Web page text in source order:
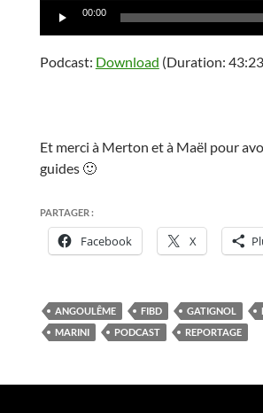
Lecteur00:00
Podcast: Download (Duration:
Et merci à Merton et à Maël pour
guides 🙂
PARTAGER :
Facebook X
ANGOULÊME FIBD GATIGNOL
MARINI
PODCAST REPORTAGE